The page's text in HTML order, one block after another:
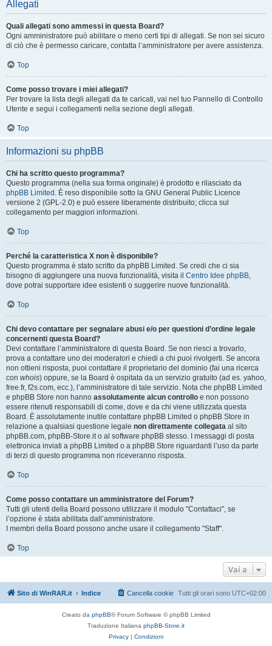
Allegati
Quali allegati sono ammessi in questa Board?
Ogni amministratore può abilitare o meno certi tipi di allegati. Se non sei sicuro
di ciò che è permesso caricare, contatta l’amministratore per avere assistenza.
Top
Come posso trovare i miei allegati?
Per trovare la lista degli allegati da te caricati, vai nel tuo Pannello di Controllo
Utente e segui i collegamenti nella sezione degli allegati.
Top
Informazioni su phpBB
Chi ha scritto questo programma?
Questo programma (nella sua forma originale) è prodotto e rilasciato da
phpBB Limited . È reso disponibile sotto la GNU General Public Licence
versione 2 (GPL-2.0) e può essere liberamente distribuito; clicca sul
collegamento per maggiori informazioni.
Top
Perché la caratteristica X non è disponibile?
Questo programma è stato scritto da phpBB Limited. Se credi che ci sia
bisogno di aggiungere una nuova funzionalità, visita il Centro Idee phpBB,
dove potrai supportare idee esistenti o suggerire nuove funzionalità.
Top
Chi devo contattare per segnalare abusi e/o per questioni d’ordine legale
concernenti questa Board?
Devi contattare l’amministratore di questa Board. Se non riesci a trovarlo,
prova a contattare uno dei moderatori e chiedi a chi puoi rivolgerti. Se ancora
non ottieni risposta, puoi contattare il proprietario del dominio (fai una ricerca
con whois) oppure, se la Board è ospitata da un servizio gratuito (ad es. yahoo,
free.fr, f2s.com, ecc.), l’amministratore di tale servizio. Nota che phpBB Limited
e phpBB Store non hanno assolutamente alcun controllo e non possono
essere ritenuti responsabili di come, dove e da chi viene utilizzata questa
Board. È assolutamente inutile contattare phpBB Limited o phpBB Store in
relazione a qualsiasi questione legale non direttamente collegata al sito
phpBB.com, phpBB-Store.it o al software phpBB stesso. I messaggi di posta
elettronica inviati a phpBB Limited o a phpBB Store riguardanti l’uso da parte
di terzi di questo programma non riceveranno risposta.
Top
Come posso contattare un amministratore del Forum?
Tutti gli utenti della Board possono utilizzare il modulo "Contattaci", se
l’opzione è stata abilitata dall’amministratore.
I membri della Board possono anche usare il collegamento "Staff".
Top
Vai a
Sito di WinRAR.it Indice Tutti gli orari sono UTC+02:00
Cancella cookie
Creato da phpBB® Forum Software © phpBB Limited
Traduzione Italiana phpBB-Store.it
Privacy | Condizioni